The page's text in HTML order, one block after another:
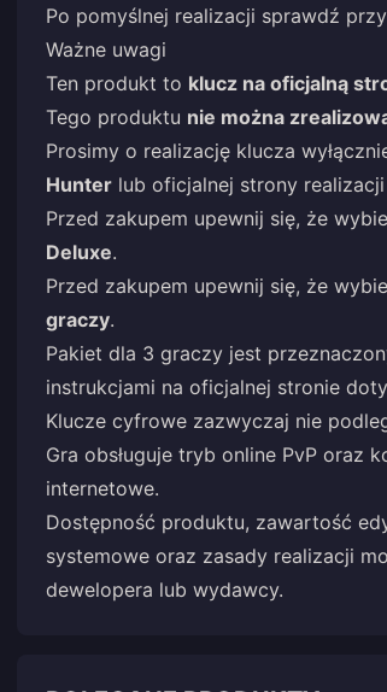
Po pomyślnej realizacji sprawdź
Ważne uwagi
Ten produkt to klucz na oficjalną
Tego produktu nie można
Prosimy o realizację klucza
Hunter lub oficjalnej strony
Przed zakupem upewnij się, że
Deluxe.
Przed zakupem upewnij się, że
graczy.
Pakiet dla 3 graczy jest
instrukcjami na oficjalnej stronie
Klucze cyfrowe zazwyczaj nie
Gra obsługuje tryb online PvP oraz
internetowe.
Dostępność produktu, zawartość
systemowe oraz zasady realizacji
dewelopera lub wydawcy.